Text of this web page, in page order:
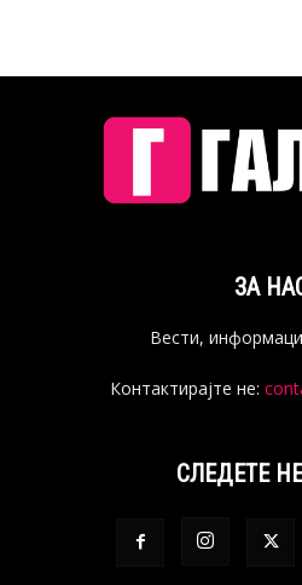
ЗА
Вести,
Контактирајте не:
СЛЕДЕТЕ